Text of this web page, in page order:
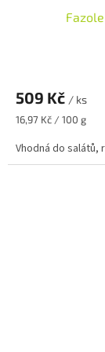
509 Kč / ks
Měrná
16,97 Kč / 100 g
Vhodná do salátů,